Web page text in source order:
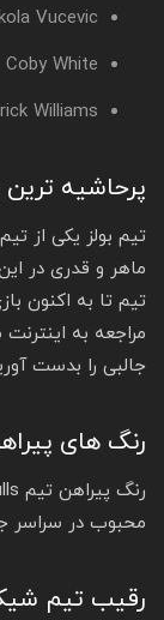
Vucevic
Coby White
Williams
پرحاشیه ترین
تیم بولز یکی از
ماهر و قدری در
تیم تا به اکنون
مراجعه به
جالبی را بدست
رنگ های
محبوب در سراسر
رقیب تیم